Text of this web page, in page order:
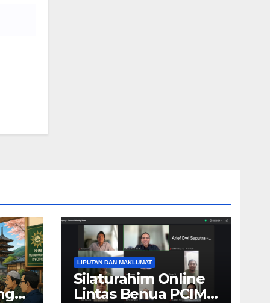
LIPUTAN DAN MAKLUMAT
Silaturahim Online
Lintas Benua PCIM